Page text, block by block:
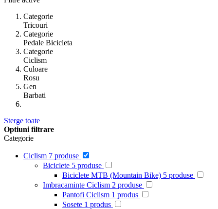
Categorie
Tricouri
Categorie
Pedale Bicicleta
Categorie
Ciclism
Culoare
Rosu
Gen
Barbati
Sterge toate
Optiuni filtrare
Categorie
Ciclism 7 produse
Biciclete 5 produse
Biciclete MTB (Mountain Bike) 5 produse
Imbracaminte Ciclism 2 produse
Pantofi Ciclism 1 produs
Sosete 1 produs